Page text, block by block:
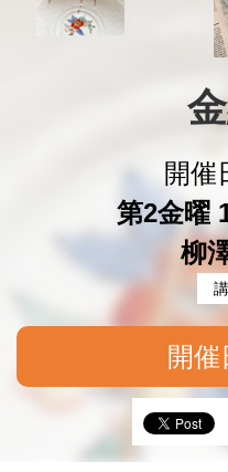
開催
第2金曜
柳
開